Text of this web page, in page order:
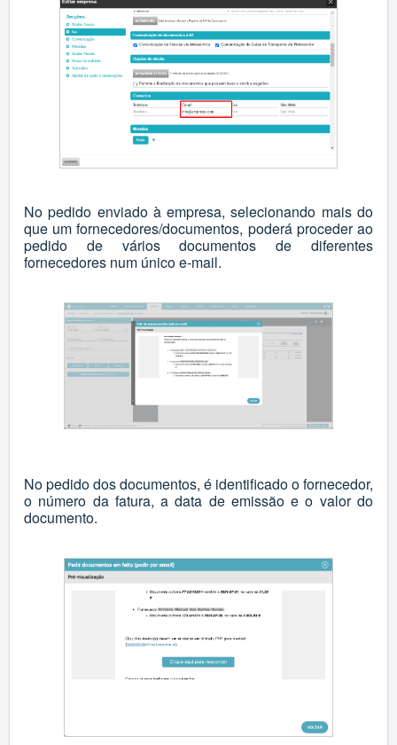
No pedido enviado à empresa, selecionando mais do
que um fornecedores/documentos, poderá proceder ao
pedido de vários documentos de diferentes
fornecedores num único e-mail.
No pedido dos documentos, é identificado o fornecedor,
o número da fatura, a data de emissão e o valor do
documento.